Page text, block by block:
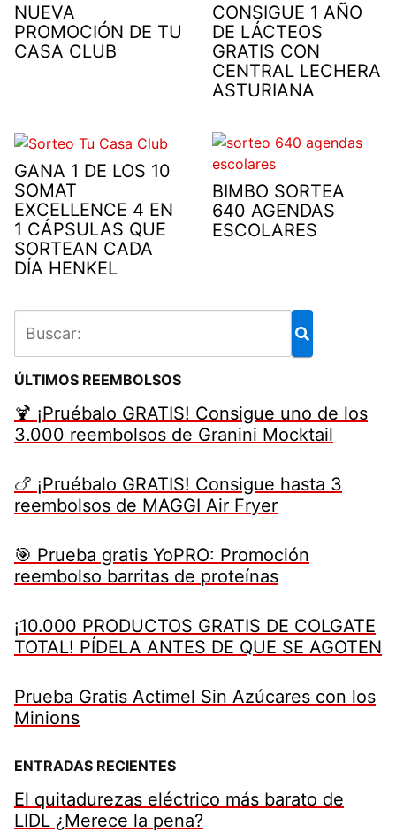
NUEVA
PROMOCIÓN DE TU
CASA CLUB
CONSIGUE 1 AÑO
DE LÁCTEOS
GRATIS CON
CENTRAL LECHERA
ASTURIANA
GANA 1 DE LOS 10
SOMAT
EXCELLENCE 4 EN
1 CÁPSULAS QUE
SORTEAN CADA
DÍA HENKEL
BIMBO SORTEA
640 AGENDAS
ESCOLARES
ÚLTIMOS REEMBOLSOS
🍹 ¡Pruébalo GRATIS! Consigue uno de los
3.000 reembolsos de Granini Mocktail
🍗 ¡Pruébalo GRATIS! Consigue hasta 3
reembolsos de MAGGI Air Fryer
🎯 Prueba gratis YoPRO: Promoción
reembolso barritas de proteínas
¡10.000 PRODUCTOS GRATIS DE COLGATE
TOTAL! PÍDELA ANTES DE QUE SE AGOTEN
Prueba Gratis Actimel Sin Azúcares con los
Minions
ENTRADAS RECIENTES
El quitadurezas eléctrico más barato de
LIDL ¿Merece la pena?